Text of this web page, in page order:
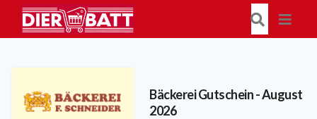
BäckereiGutschein - August
2026